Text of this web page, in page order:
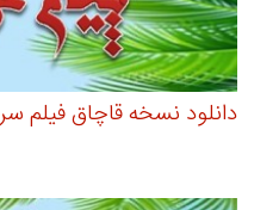
دانلود نسخه قاچاق